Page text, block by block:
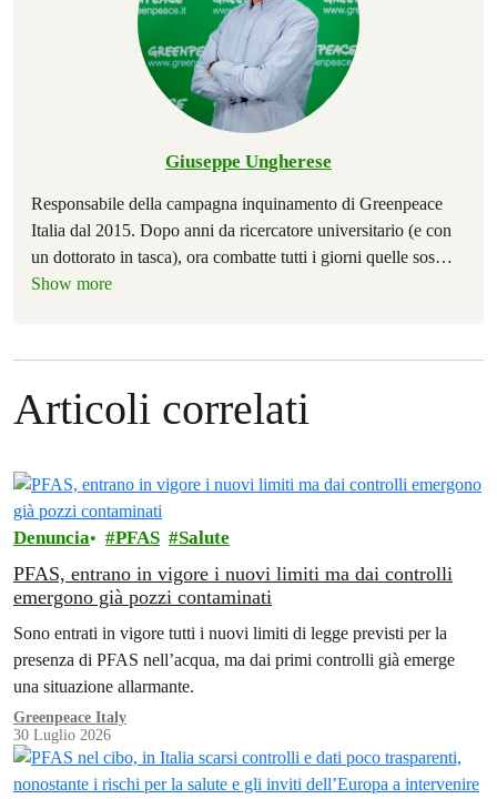
Giuseppe Ungherese
Responsabile della campagna inquinamento di Greenpeace
Italia dal 2015. Dopo anni da ricercatore universitario (e con
un dottorato in tasca), ora combatte tutti i giorni quelle sos…
Show more
Articoli correlati
Denuncia PFAS Salute
PFAS, entrano in vigore i nuovi limiti ma dai controlli
emergono già pozzi contaminati
Sono entrati in vigore tutti i nuovi limiti di legge previsti per la
presenza di PFAS nell’acqua, ma dai primi controlli già emerge
una situazione allarmante.
Greenpeace Italy
30 Luglio 2026